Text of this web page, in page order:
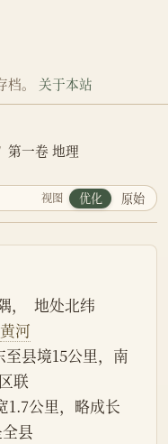
。 关于本站
第一卷 地理
视图 优化 原始
黄河
县境15公里，南
联
1.7公里，略成长
县